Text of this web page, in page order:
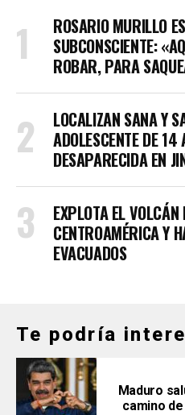
ROSARIO MURILLO
SUBCONSCIENTE:
ROBAR, PARA
LOCALIZAN SANA Y
ADOLESCENTE DE
DESAPARECIDA EN
EXPLOTA EL
CENTROAMÉRICA Y
EVACUADOS
Te podría
Maduro
camino